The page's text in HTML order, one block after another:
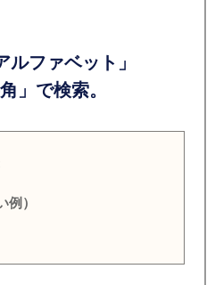
ファベット」
」で検索。
）